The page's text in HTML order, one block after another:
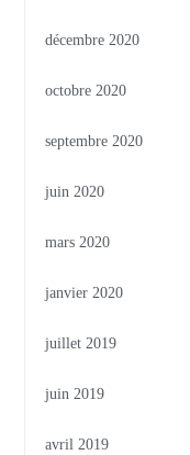
décembre 2020
octobre 2020
septembre 2020
juin 2020
mars 2020
janvier 2020
juillet 2019
juin 2019
avril 2019